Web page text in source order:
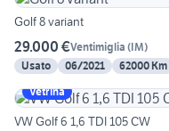
Golf 8 variant
29.000 €Ventimiglia (IM)
Usato
06/2021 62000 Km
Vetrina
VW Golf 6 1,6 TDI 105 CW